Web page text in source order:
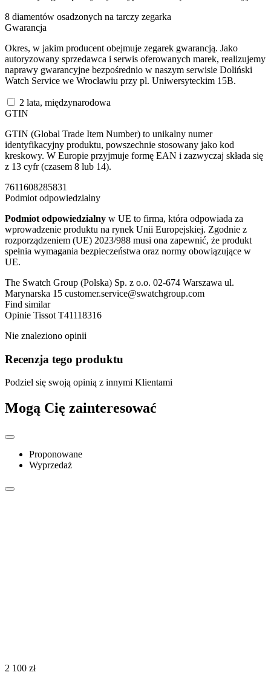
8 diamentów osadzonych na tarczy zegarka
Gwarancja
Okres, w jakim producent obejmuje zegarek gwarancją. Jako
autoryzowany sprzedawca i serwis oferowanych marek, realizujemy
naprawy gwarancyjne bezpośrednio w naszym serwisie Doliński
Watch Service we Wrocławiu przy pl. Uniwersyteckim 15B.
2 lata, międzynarodowa
GTIN
GTIN (Global Trade Item Number) to unikalny numer
identyfikacyjny produktu, powszechnie stosowany jako kod
kreskowy. W Europie przyjmuje formę EAN i zazwyczaj składa się
z 13 cyfr (czasem 8 lub 14).
7611608285831
Podmiot odpowiedzialny
Podmiot odpowiedzialny w UE to firma, która odpowiada za
wprowadzenie produktu na rynek Unii Europejskiej. Zgodnie z
rozporządzeniem (UE) 2023/988 musi ona zapewnić, że produkt
spełnia wymagania bezpieczeństwa oraz normy obowiązujące w
UE.
The Swatch Group (Polska) Sp. z o.o. 02-674 Warszawa ul.
Marynarska 15 customer.service@swatchgroup.com
Find similar
Opinie Tissot T41118316
Nie znaleziono opinii
Recenzja tego produktu
Podziel się swoją opinią z innymi Klientami
Mogą Cię zainteresować
Proponowane
Wyprzedaż
‍2 100‍ zł